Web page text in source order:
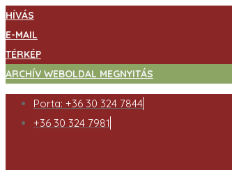
HÍVÁS
E-MAIL
TÉRKÉP
ARCHÍV WEBOLDAL MEGNYITÁS
Porta: +36 30 324 7844
+36 30 324 7981